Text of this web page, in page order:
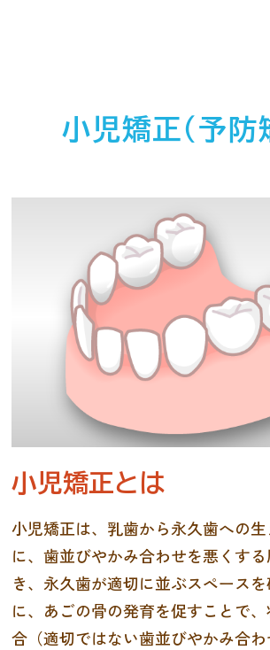
小児矯正（予防
小児矯正とは
小児矯正は、乳歯から永久歯への
に、歯並びやかみ合わせを悪くす
き、永久歯が適切に並ぶスペース
に、あごの骨の発育を促すことで
合（適切ではない歯並びやかみ合